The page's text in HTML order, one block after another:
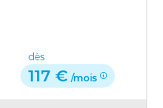
dès
117 € /mois